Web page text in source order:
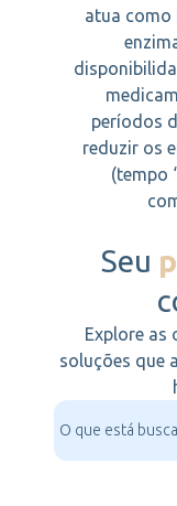
atua como
períodos
reduzir os
(tempo
Seu
Explore as
soluções que